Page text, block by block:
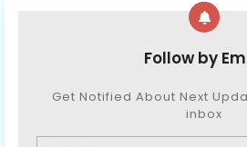
Follow by
Get Notified About Next
inbox